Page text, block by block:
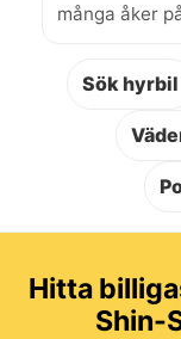
många åker
Sök hyrbil
Hitta
Shin-